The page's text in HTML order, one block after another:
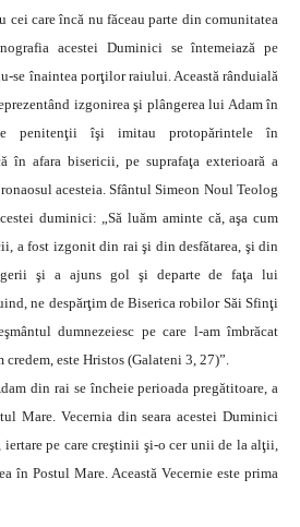
cei care încă nu făceau parte din comunitatea
acestei Duminici se întemeiază pe
se înaintea porţilor raiului. Această rânduială
izgonirea şi plângerea lui Adam în
penitenţii îşi imitau protopărintele în
în afara bisericii, pe suprafaţa exterioară a
acesteia. Sfântul Simeon Noul Teolog
duminici: „Să luăm aminte că, aşa cum
a fost izgonit din rai şi din desfătarea, şi din
şi a ajuns gol şi departe de faţa lui
ne despărţim de Biserica robilor Săi Sfinţi
dumnezeiesc pe care l-am îmbrăcat
credem, este Hristos (Galateni 3, 27)”.
din rai se încheie perioada pregătitoare, a
Mare. Vecernia din seara acestei Duminici
pe care creştinii şi-o cer unii de la alţii,
în Postul Mare. Această Vecernie este prima